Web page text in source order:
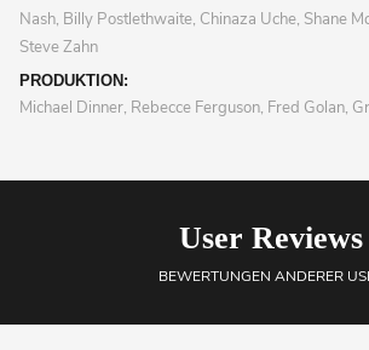
Nash, Billy Postlethwaite, Chinaza Uche, Shane
Steve Zahn
PRODUKTION:
Michael Dinner, Rebecce Ferguson, Fred Golan,
User Reviews
BEWERTUNGEN ANDERER